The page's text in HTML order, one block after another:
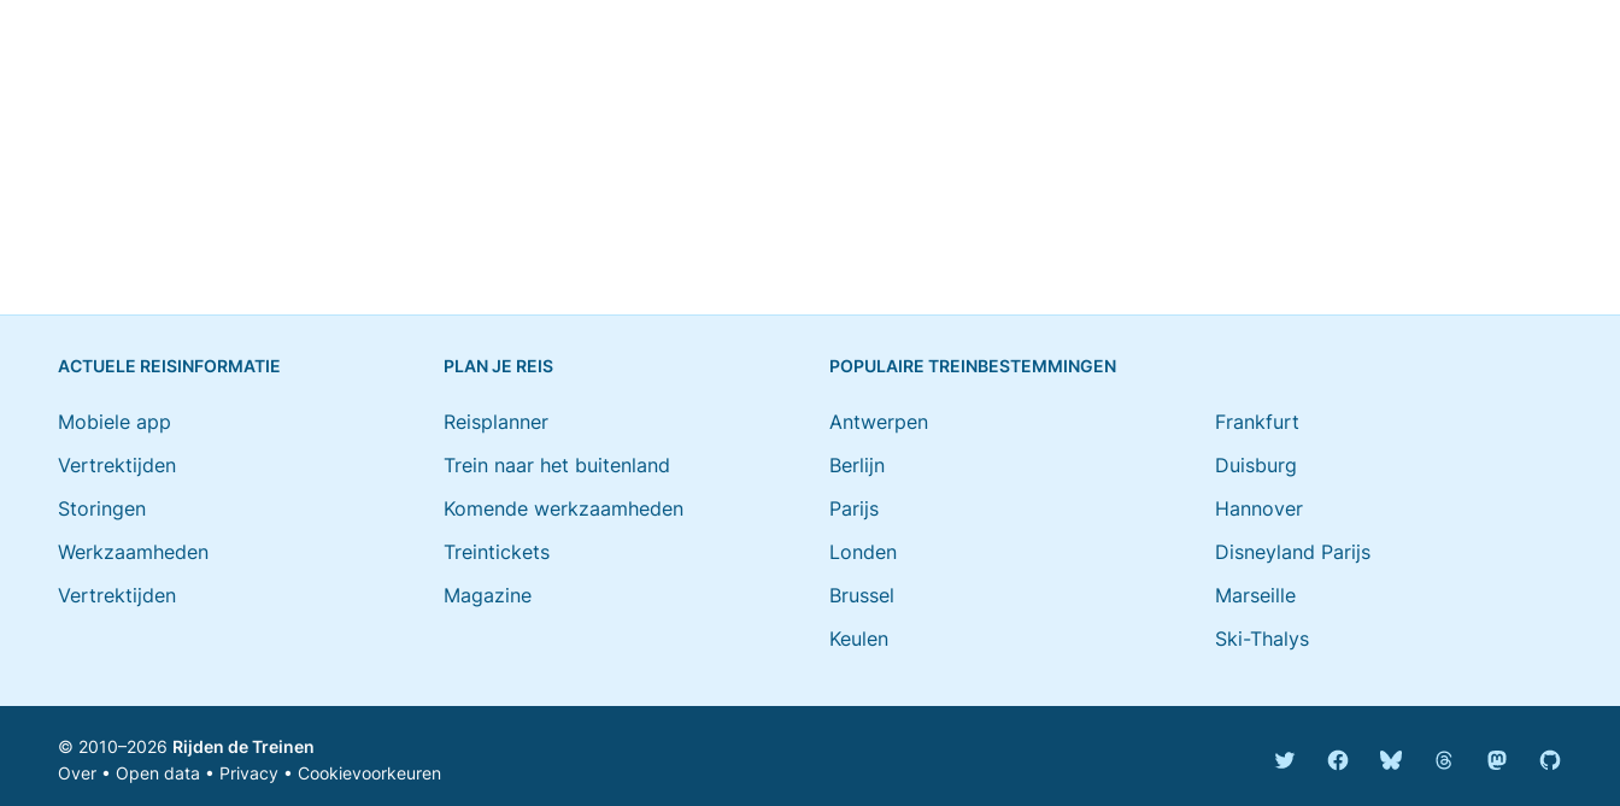
ACTUELE REISINFORMATIE
Mobiele app
Vertrektijden
Storingen
Werkzaamheden
Vertrektijden
PLAN JE REIS
Reisplanner
Trein naar het buitenland
Komende werkzaamheden
Treintickets
Magazine
POPULAIRE TREINBESTEMMINGEN
Antwerpen
Berlijn
Parijs
Londen
Brussel
Keulen
Frankfurt
Duisburg
Hannover
Disneyland Parijs
Marseille
Ski-Thalys
© 2010–2026 Rijden de Treinen
Over • Open data • Privacy • Cookievoorkeuren